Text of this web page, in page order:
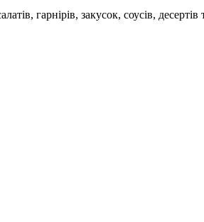
гарнірів, закусок, соусів,